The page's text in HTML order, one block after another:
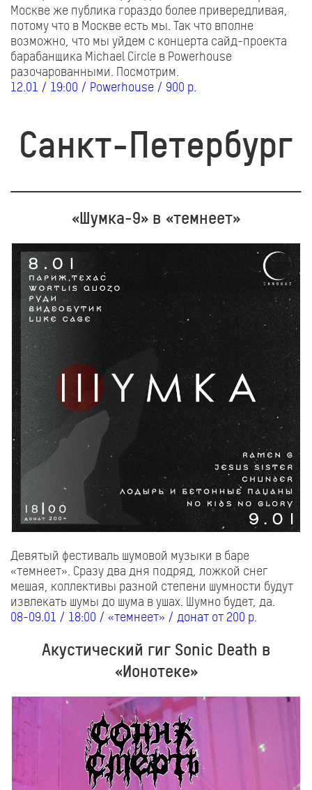
Москве же публика гораздо более привередливая,
потому что в Москве есть мы. Так что вполне
возможно, что мы уйдем с концерта сайд-проекта
барабанщика Michael Circle в Powerhouse
разочарованными. Посмотрим.
12.01 / 19:00 / Powerhouse / 900 р.
Санкт-Петербург
«Шумка-9» в «темнеет»
Девятый фестиваль шумовой музыки в баре
«темнеет». Сразу два дня подряд, ложкой снег
мешая, коллективы разной степени шумности будут
извлекать шумы до шума в ушах. Шумно будет, да.
08-09.01 / 18:00 / «темнеет» / донат от 200 р.
Акустический гиг Sonic Death в
«Ионотеке»